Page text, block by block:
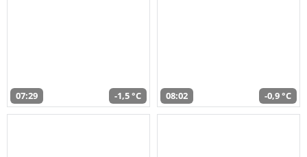
07:29 -1,5 °C 08:02 -0,9 °C